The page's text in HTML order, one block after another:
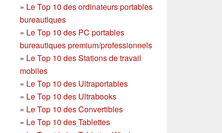
» Le Top 10 des ordinateurs portables
bureautiques
» Le Top 10 des PC portables
bureautiques premium/professionnels
» Le Top 10 des Stations de travail
mobiles
» Le Top 10 des Ultraportables
» Le Top 10 des Ultrabooks
» Le Top 10 des Convertibles
» Le Top 10 des Tablettes